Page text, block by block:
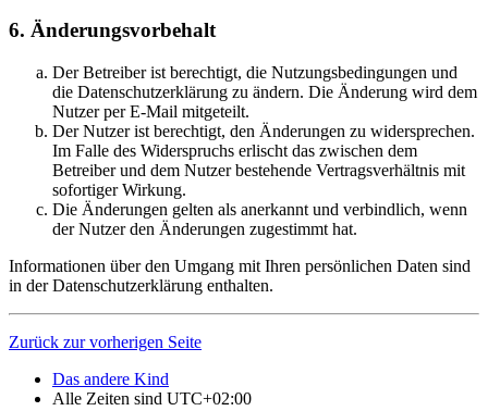
6. Änderungsvorbehalt
Der Betreiber ist berechtigt, die Nutzungsbedingungen und
die Datenschutzerklärung zu ändern. Die Änderung wird dem
Nutzer per E-Mail mitgeteilt.
Der Nutzer ist berechtigt, den Änderungen zu widersprechen.
Im Falle des Widerspruchs erlischt das zwischen dem
Betreiber und dem Nutzer bestehende Vertragsverhältnis mit
sofortiger Wirkung.
Die Änderungen gelten als anerkannt und verbindlich, wenn
der Nutzer den Änderungen zugestimmt hat.
Informationen über den Umgang mit Ihren persönlichen Daten sind
in der Datenschutzerklärung enthalten.
Zurück zur vorherigen Seite
Das andere Kind
Alle Zeiten sind UTC+02:00